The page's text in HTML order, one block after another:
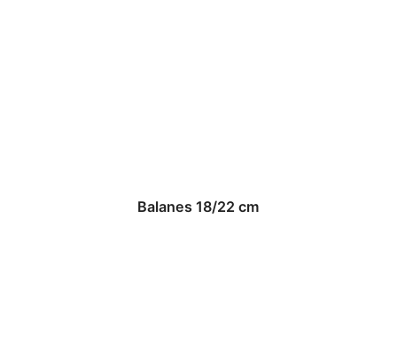
Balanes 18/22 cm